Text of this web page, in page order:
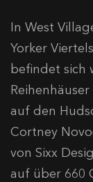
In West
Yorker
befindet sich
auf den
Cortney
von Sixx
auf über 660